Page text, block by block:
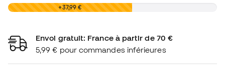
0,00 € +37,99 €
Envoi gratuit: France à partir de 70 €
5,99 € pour commandes inférieures